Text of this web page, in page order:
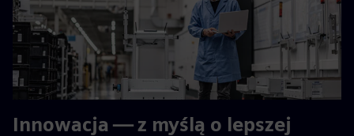
Innowacja — z myślą o lepszej